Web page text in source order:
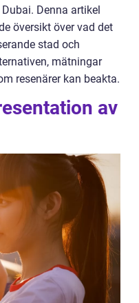
Denna artikel
översikt över vad det
stad och
mätningar
resenärer kan beakta.
av